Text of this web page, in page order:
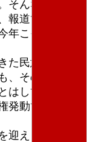
んな当たり
道では一部
こそ一人一
民意を踏み
その科学的
してこなか
動で工事を
えられるか